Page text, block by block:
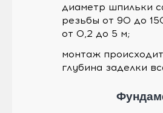
диаметр шпильки
резьбы от 90 до
от 0,2 до 5 м;
монтаж
глубина заделки